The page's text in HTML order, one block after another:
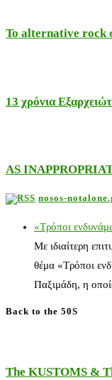
Το alternative rock
13 χρόνια
AS
nosos-
«Τρόποι
Με ιδιαίτερη
θέμα «Τρόποι
Παξιμάδη, η
Back to the 50S
The KUSTOMS &